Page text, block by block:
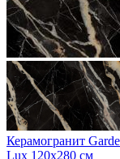
Керамогранит
Lux 120x280 см